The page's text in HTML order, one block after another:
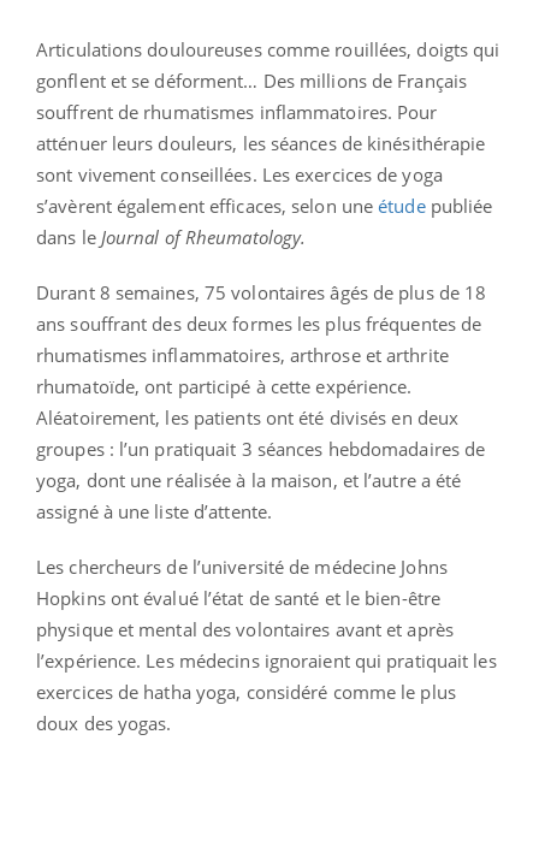
Articulations douloureuses comme rouillées, doigts qui
gonflent et se déforment… Des millions de Français
souffrent de rhumatismes inflammatoires. Pour
atténuer leurs douleurs, les séances de kinésithérapie
sont vivement conseillées. Les exercices de yoga
s’avèrent également efficaces, selon uneétude publiée
dans le Journal of Rheumatology.
Durant 8 semaines, 75 volontaires âgés de plus de 18
ans souffrant des deux formes les plus fréquentes de
rhumatismes inflammatoires, arthrose et arthrite
rhumatoïde, ont participé à cette expérience.
Aléatoirement, les patients ont été divisés en deux
groupes : l’un pratiquait 3 séances hebdomadaires de
yoga, dont une réalisée à la maison, et l’autre a été
assigné à une liste d’attente.
Les chercheurs de l’université de médecine Johns
Hopkins ont évalué l’état de santé et le bien-être
physique et mental des volontaires avant et après
l’expérience. Les médecins ignoraient qui pratiquait les
exercices de hatha yoga, considéré comme le plus
doux des yogas.